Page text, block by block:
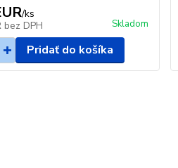
/ks
bez DPH Skladom
Pridať do košíka